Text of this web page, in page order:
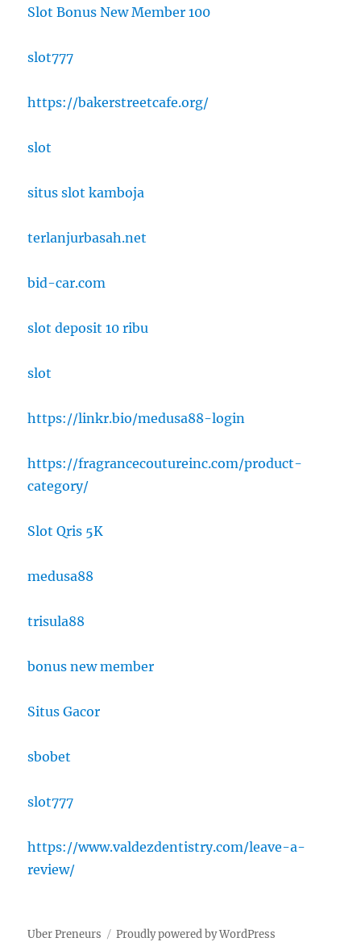
Slot Bonus New Member 100
slot777
https://bakerstreetcafe.org/
slot
situs slot kamboja
terlanjurbasah.net
bid-car.com
slot deposit 10 ribu
slot
https://linkr.bio/medusa88-login
https://fragrancecoutureinc.com/product-
category/
Slot Qris 5K
medusa88
trisula88
bonus new member
Situs Gacor
sbobet
slot777
https://www.valdezdentistry.com/leave-a-
review/
Uber Preneurs Proudly powered by WordPress